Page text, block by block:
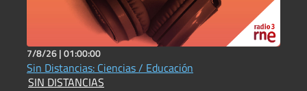
7/8/26 |01:00:00
Sin Distancias: Ciencias / Educación
SIN DISTANCIAS